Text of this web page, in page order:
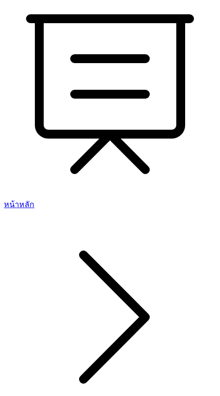
หน้าหลัก